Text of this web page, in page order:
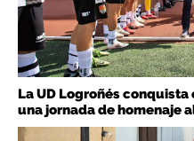
La UD Logroñés
una jornada de homenaje